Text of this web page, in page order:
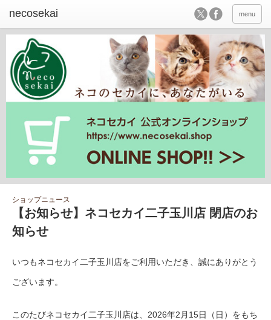
menu
ショップニュース
【お知らせ】ネコセカイ二子玉川店 閉店のお
知らせ
いつもネコセカイ二子玉川店をご利用いただき、誠にありがとう
ございます。
このたびネコセカイ二子玉川店は、2026年2月15日（日）をもち